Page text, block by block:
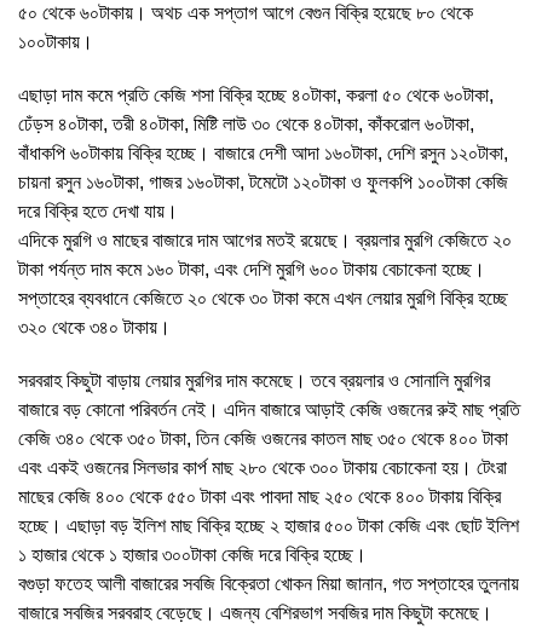
৫০ থেকে ৬০টাকায়। অথচ এক সপ্তাগ আগে বেগুন বিক্রি হয়েছে ৮০ থেকে
১০০টাকায়।
এছাড়া দাম কমে প্রতি কেজি শসা বিক্রি হচ্ছে ৪০টাকা, করলা ৫০ থেকে ৬০টাকা,
ঢেঁড়স ৪০টাকা, তরী ৪০টাকা, মিষ্টি লাউ ৩০ থেকে ৪০টাকা, কাঁকরোল ৬০টাকা,
বাঁধাকপি ৬০টাকায় বিক্রি হচ্ছে। বাজারে দেশী আদা ১৬০টাকা, দেশি রসুন ১২০টাকা,
চায়না রসুন ১৬০টাকা, গাজর ১৬০টাকা, টমেটো ১২০টাকা ও ফুলকপি ১০০টাকা কেজি
দরে বিক্রি হতে দেখা যায়।
এদিকে মুরগি ও মাছের বাজারে দাম আগের মতই রয়েছে। ব্রয়লার মুরগি কেজিতে ২০
টাকা পর্যন্ত দাম কমে ১৬০ টাকা, এবং দেশি মুরগি ৬০০ টাকায় বেচাকেনা হচ্ছে।
সপ্তাহের ব্যবধানে কেজিতে ২০ থেকে ৩০ টাকা কমে এখন লেয়ার মুরগি বিক্রি হচ্ছে
৩২০ থেকে ৩৪০ টাকায়।
সরবরাহ কিছুটা বাড়ায় লেয়ার মুরগির দাম কমেছে। তবে ব্রয়লার ও সোনালি মুরগির
বাজারে বড় কোনো পরিবর্তন নেই। এদিন বাজারে আড়াই কেজি ওজনের রুই মাছ প্রতি
কেজি ৩৪০ থেকে ৩৫০ টাকা, তিন কেজি ওজনের কাতল মাছ ৩৫০ থেকে ৪০০ টাকা
এবং একই ওজনের সিলভার কার্প মাছ ২৮০ থেকে ৩০০ টাকায় বেচাকেনা হয়। টেংরা
মাছের কেজি ৪০০ থেকে ৫৫০ টাকা এবং পাবদা মাছ ২৫০ থেকে ৪০০ টাকায় বিক্রি
হচ্ছে। এছাড়া বড় ইলিশ মাছ বিক্রি হচ্ছে ২ হাজার ৫০০ টাকা কেজি এবং ছোট ইলিশ
১ হাজার থেকে ১ হাজার ৩০০টাকা কেজি দরে বিক্রি হচ্ছে।
বগুড়া ফতেহ আলী বাজারের সবজি বিক্রেতা খোকন মিয়া জানান, গত সপ্তাহের তুলনায়
বাজারে সবজির সরবরাহ বেড়েছে। এজন্য বেশিরভাগ সবজির দাম কিছুটা কমেছে।